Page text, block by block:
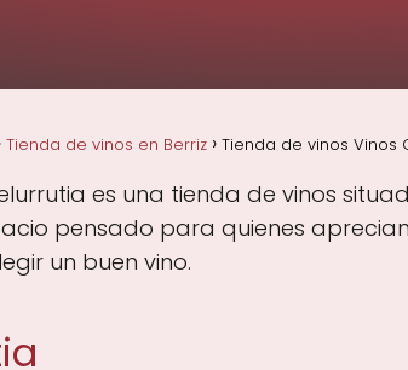
Tienda de vinos en Berriz Tienda de vinos Vinos
es una tienda de vinos
pensado para quienes
un buen vino.